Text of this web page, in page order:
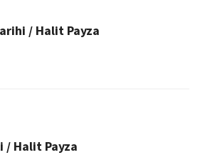
/ Halit Payza
/ Halit Payza